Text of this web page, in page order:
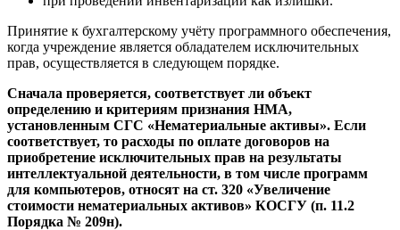
Принятие к бухгалтерскому учёту программного обеспечения,
когда учреждение является обладателем исключительных
прав, осуществляется в следующем порядке.
Сначала проверяется, соответствует ли объект
определению и критериям признания НМА,
установленным СГС «Нематериальные активы». Если
соответствует, то расходы по оплате договоров на
приобретение исключительных прав на результаты
интеллектуальной деятельности, в том числе программ
для компьютеров, относят на ст. 320 «Увеличение
стоимости нематериальных активов» КОСГУ (п. 11.2
Порядка № 209н).